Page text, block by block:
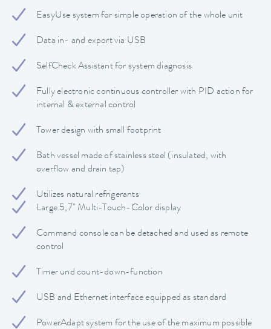
EasyUse system for simple operation of the whole unit
Data in- and export via USB
SelfCheck Assistant for system diagnosis
Fully electronic continuous controller with PID action for
internal & external control
Tower design with small footprint
Bath vessel made of stainless steel (insulated, with
overflow and drain tap)
Utilizes natural refrigerants
Large 5,7" Multi-Touch-Color display
Command console can be detached and used as remote
control
Timer und count-down-function
USB and Ethernet interface equipped as standard
PowerAdapt system for the use of the maximum possible